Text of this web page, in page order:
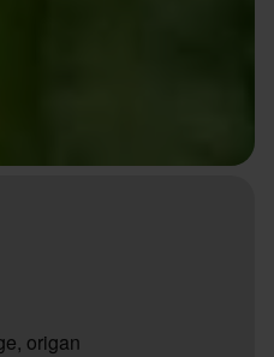
origan